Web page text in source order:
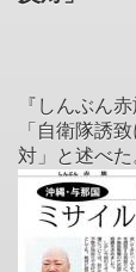
『しんぶん
「自衛隊誘
対」と述べた